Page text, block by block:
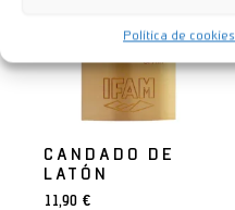
Política de cookies
CANDADO DE
LATÓN
11,90 €